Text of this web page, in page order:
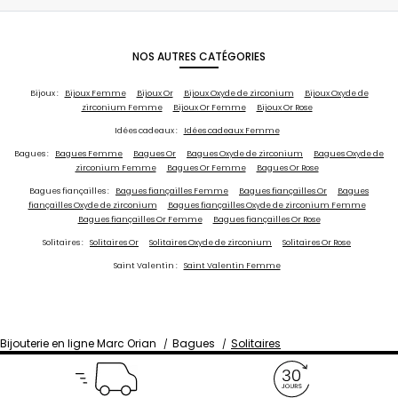
NOS AUTRES CATÉGORIES
Bijoux : Bijoux Femme Bijoux Or Bijoux Oxyde de zirconium
Bijoux Oxyde de
zirconium Femme
Bijoux Or Femme Bijoux Or Rose
Idées cadeaux : Idées cadeaux Femme
Bagues : Bagues Femme Bagues Or Bagues Oxyde de zirconium
Bagues Oxyde de
zirconium Femme
Bagues Or Femme Bagues Or Rose
Bagues fiançailles : Bagues fiançailles Femme Bagues fiançailles Or
Bagues
fiançailles Oxyde de zirconium
Bagues fiançailles Oxyde de zirconium Femme
Bagues fiançailles Or Femme
Bagues fiançailles Or Rose
Solitaires : Solitaires Or Solitaires Oxyde de zirconium Solitaires Or Rose
Saint Valentin : Saint Valentin Femme
Bijouterie en ligne Marc Orian Bagues Solitaires